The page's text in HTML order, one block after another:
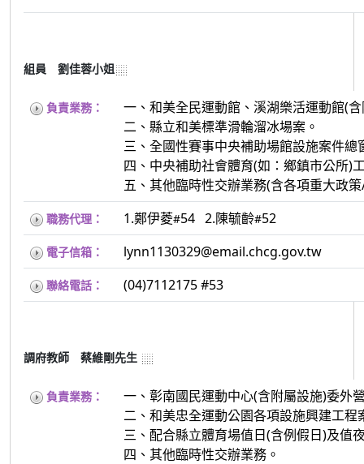
組員 劉佳蓉小姐
負責業務：
一、和美全民運動館、溪湖樂活運動館(
二、縣立和美標準滑輪溜冰場案。
三、全國性賽事中央補助場館設施案件總
四、中央補助社會體育(如：鄉鎮市公所)
五、其他臨時性交辦業務(含各項重大政
職務代理： 1.鄭伊菱#54 2.陳毓齡#52
電子信箱： lynn1130329@email.chcg.gov.tw
聯絡電話： (04)7112175 #53
調府教師 蔡維剛先生
負責業務：
一、彰南國民運動中心(含附屬設施)委外
二、和美忠全運動公園各項設施興建工程
三、配合縣立體育場值日(含例假日)及值
四、其他臨時性交辦業務。